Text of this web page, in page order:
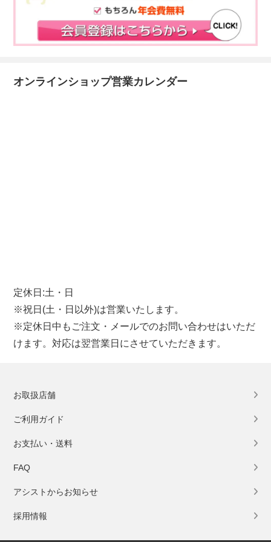
オンラインショップ営業カレンダー
定休日:土・日
※祝日(土・日以外)は営業いたします。
※定休日中もご注文・メールでのお問い合わせはいただ
けます。対応は翌営業日にさせていただきます。
お取扱店舗
ご利用ガイド
お支払い・送料
FAQ
アシストからお知らせ
採用情報